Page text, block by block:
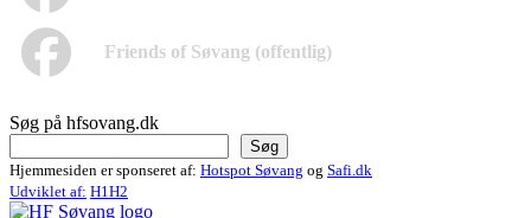
Friends of Søvang (offentlig)
Søg på hfsovang.dk
Søg
Hjemmesiden er sponseret af: Hotspot Søvang og Safi.dk
Udviklet af: H1H2